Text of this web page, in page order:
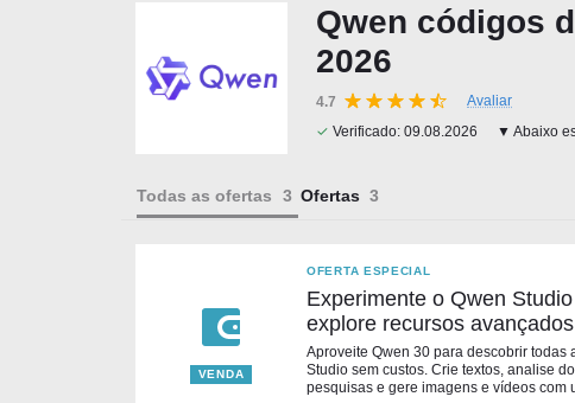
Qwen códigos
2026
4.7
Avaliar
✓ Verificado: 09.08.2026 ▼ Abaixo
Todas as ofertas Ofertas
VENDA
OFERTA ESPECIAL
Experimente o Qwen
explore recursos
Aproveite Qwen 30 para descobrir todas
Studio sem custos. Crie textos, analise
pesquisas e gere imagens e vídeos com